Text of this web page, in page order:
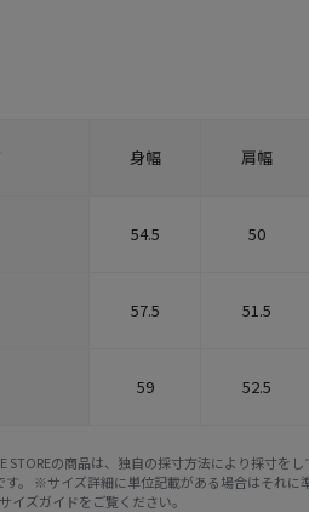
身幅 肩幅
54.5 50
57.5 51.5
59 52.5
の商品は、独自の採寸方法により採寸をし
。 ※サイズ詳細に単位記載がある場合はそれに準
サイズガイドをご覧ください。